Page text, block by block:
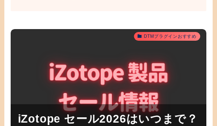
DTMプラグインおすすめ
iZotope セール2026はいつまで？